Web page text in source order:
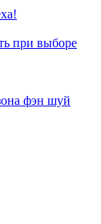
при выборе
фэн шуй